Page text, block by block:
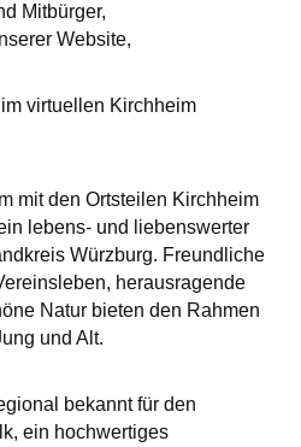
Mitbürger,
Website,
virtuellen Kirchheim
mit den Ortsteilen Kirchheim
lebens- und liebenswerter
Würzburg. Freundliche
herausragende
Natur bieten den Rahmen
und Alt.
bekannt für den
ein hochwertiges